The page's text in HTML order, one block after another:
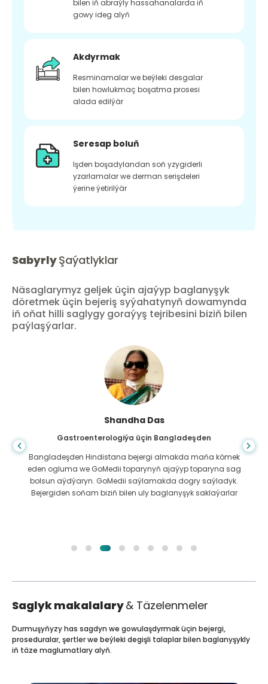
bilen iň abraýly hassahanalarda iň
gowy ideg alyň
Akdyrmak
Resminamalar we beýleki desgalar
bilen howlukmaç boşatma prosesi
alada edilýär
Seresap boluň
Işden boşadylandan soň yzygiderli
yzarlamalar we derman serişdeleri
ýerine ýetirilýär
SabyrlyŞaýatlyklar
Näsaglarymyz geljek üçin ajaýyp baglanyşyk
döretmek üçin bejeriş syýahatynyň dowamynda
iň oňat hilli saglygy goraýyş tejribesini biziň bilen
paýlaşýarlar.
Shandha Das
Gastroenterologiýa üçin Bangladeşden
Bangladeşden Hindistana bejergi almakda maňa kömek
eden ogluma we GoMedii toparynyň ajaýyp toparyna sag
bolsun aýdýaryn. GoMedii saýlamakda dogry saýladyk.
Bejergiden soňam biziň bilen uly baglanyşyk saklaýarlar
Saglyk makalalary& Täzelenmeler
Durmuşyňyzy has sagdyn we gowulaşdyrmak üçin bejergi,
proseduralar, şertler we beýleki degişli talaplar bilen baglanyşykly
iň täze maglumatlary alyň.